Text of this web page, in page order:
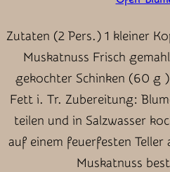
Zutaten (2 Pers.) 1 kleiner
Muskatnuss Frisch
gekochter Schinken (60 g
Fett i. Tr. Zubereitung:
teilen und in Salzwasser
auf einem feuerfesten
Muskatnuss